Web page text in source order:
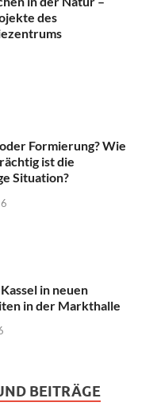
des
Formierung? Wie
ist die
Situation?
in neuen
in der Markthalle
BEITRÄGE